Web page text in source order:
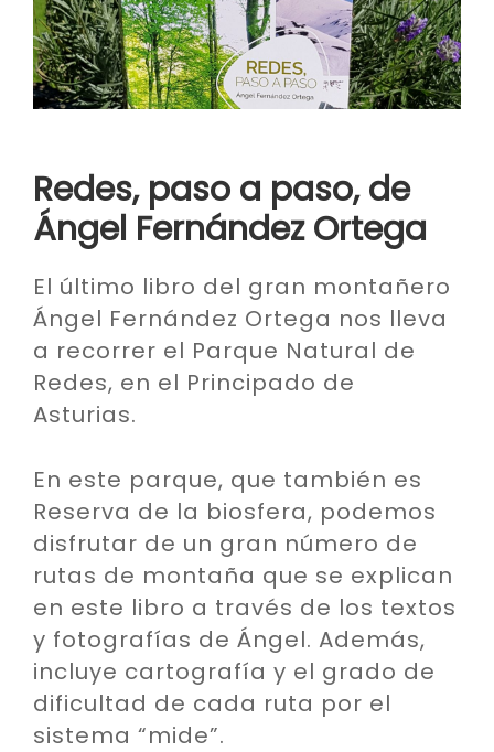
Redes, paso a paso, de
Ángel Fernández Ortega
El último libro del gran montañero
Ángel Fernández Ortega nos lleva
a recorrer el Parque Natural de
Redes, en el Principado de
Asturias.
En este parque, que también es
Reserva de la biosfera, podemos
disfrutar de un gran número de
rutas de montaña que se explican
en este libro a través de los textos
y fotografías de Ángel. Además,
incluye cartografía y el grado de
dificultad de cada ruta por el
sistema “mide”.